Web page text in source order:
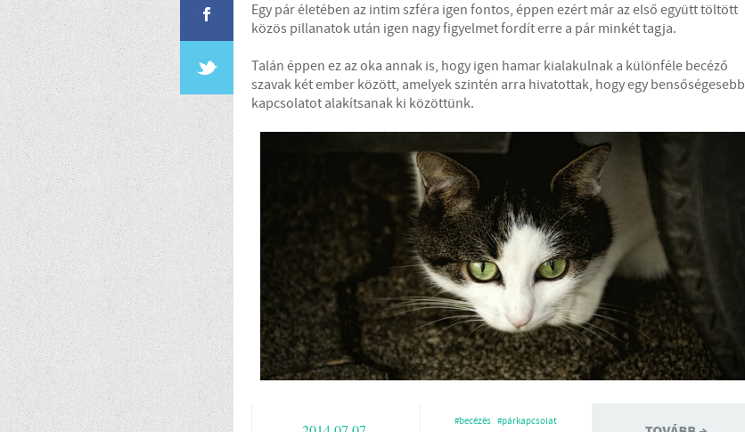
Egy pár életében az intim szféra igen fontos, éppen ezért már az első együtt töltött
közös pillanatok után igen nagy figyelmet fordít erre a pár minkét tagja.
Talán éppen ez az oka annak is, hogy igen hamar kialakulnak a különféle becéző
szavak két ember között, amelyek szintén arra hivatottak, hogy egy bensőségesebb
kapcsolatot alakítsanak ki közöttünk.
#becézés #párkapcsolat